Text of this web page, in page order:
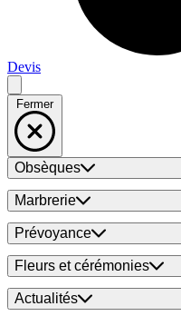
Devis
Fermer
Obsèques
Marbrerie
Prévoyance
Fleurs et cérémonies
Actualités